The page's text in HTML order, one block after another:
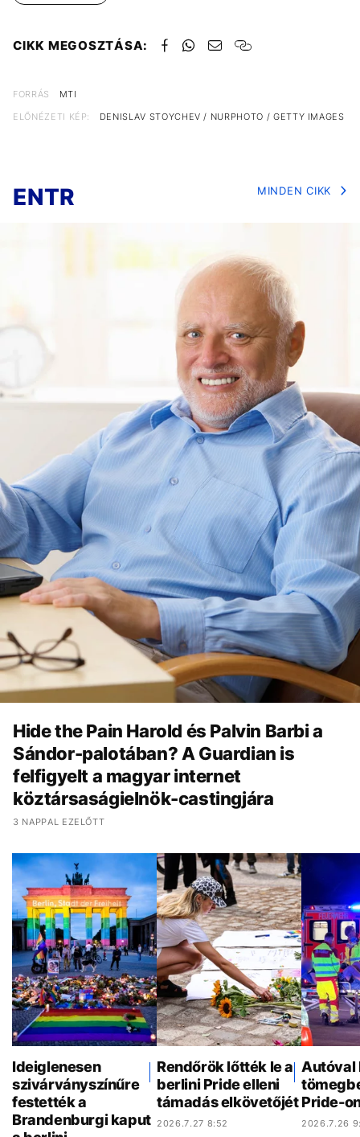
CIKK MEGOSZTÁSA:
FORRÁS
MTI
ELŐNÉZETI KÉP:
DENISLAV STOYCHEV / NURPHOTO / GETTY IMAGES
ENTR MINDEN CIKK
Hide the Pain Harold és Palvin Barbi a
Sándor-palotában? A Guardian is
felfigyelt a magyar internet
köztársaságielnök-castingjára
3 NAPPAL EZELŐTT
Ideiglenesen
szivárványszínűre
festették a
Brandenburgi kaput
Rendőrök lőtték le a
berlini Pride elleni
támadás elkövetőjét
2026.7.27 8:52
Autóval
Pride-
2026.7.26